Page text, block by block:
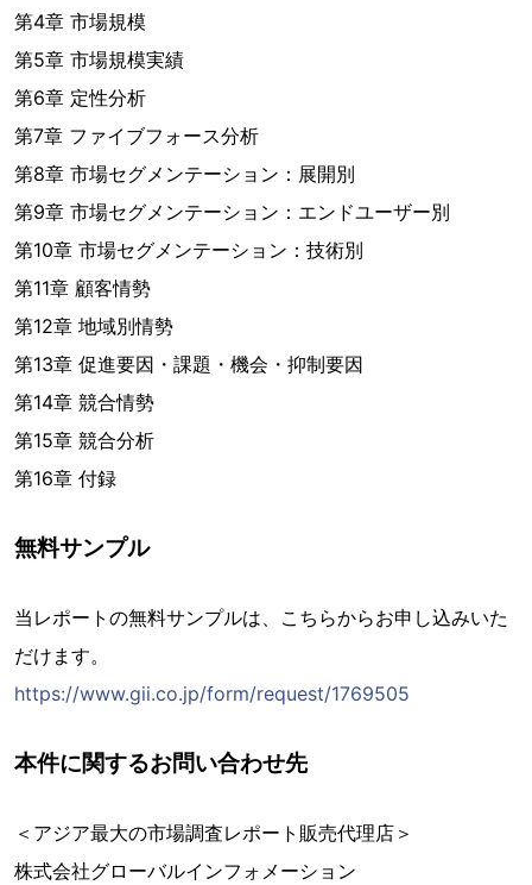
第4章 市場規模
第5章 市場規模実績
第6章 定性分析
第7章 ファイブフォース分析
第8章 市場セグメンテーション：展開別
第9章 市場セグメンテーション：エンドユーザー別
第10章 市場セグメンテーション：技術別
第11章 顧客情勢
第12章 地域別情勢
第13章 促進要因・課題・機会・抑制要因
第14章 競合情勢
第15章 競合分析
第16章 付録
無料サンプル
当レポートの無料サンプルは、こちらからお申し込みいた
だけます。
https://www.gii.co.jp/form/request/1769505
本件に関するお問い合わせ先
＜アジア最大の市場調査レポート販売代理店＞
株式会社グローバルインフォメーション